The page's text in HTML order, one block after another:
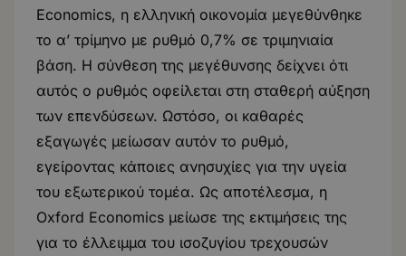
Economics, η ελληνική οικονομία μεγεθύνθηκε
το α’ τρίμηνο με ρυθμό 0,7% σε τριμηνιαία
βάση. Η σύνθεση της μεγέθυνσης δείχνει ότι
αυτός ο ρυθμός οφείλεται στη σταθερή αύξηση
των επενδύσεων. Ωστόσο, οι καθαρές
εξαγωγές μείωσαν αυτόν το ρυθμό,
εγείροντας κάποιες ανησυχίες για την υγεία
του εξωτερικού τομέα. Ως αποτέλεσμα, η
Oxford Economics μείωσε της εκτιμήσεις της
για το έλλειμμα του ισοζυγίου τρεχουσών